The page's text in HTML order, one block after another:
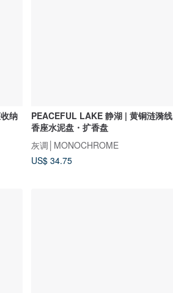
纳
PEACEFUL LAKE 静湖 | 黄铜涟漪线
香座水泥盘・扩香盘
灰调│MONOCHROME
US$ 34.75